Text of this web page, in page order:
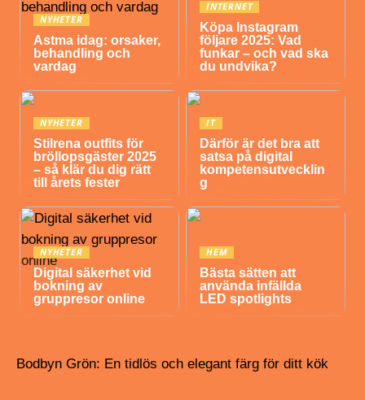
NYHETER
Astma idag: orsaker,
behandling och
vardag
INTERNET
Köpa Instagram
följare 2025: Vad
funkar – och vad ska
du undvika?
NYHETER
Stilrena outfits för
bröllopsgäster 2025
– så klär du dig rätt
till årets fester
IT
Därför är det bra att
satsa på digital
kompetensutvecklin
g
NYHETER
Digital säkerhet vid
bokning av
gruppresor online
HEM
Bästa sätten att
använda infällda
LED spotlights
Bodbyn Grön: En tidlös och elegant färg för ditt kök